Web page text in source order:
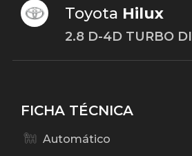
Toyota Hilux
2.8 D-4D TURBO
FICHA TÉCNICA
Automático